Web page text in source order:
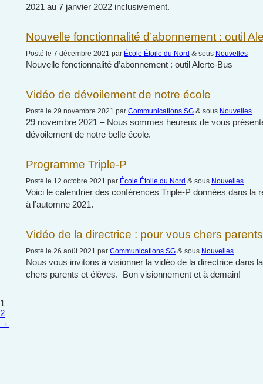
2021 au 7 janvier 2022 inclusivement.
Nouvelle fonctionnalité d’abonnement : outil
Posté le 7 décembre 2021 par École Étoile du Nord & sous Nouvelles
Nouvelle fonctionnalité d’abonnement : outil Alerte-Bus
Vidéo de dévoilement de notre école
Posté le 29 novembre 2021 par Communications SG & sous Nouvelles
29 novembre 2021 – Nous sommes heureux de vous
dévoilement de notre belle école.
Programme Triple-P
Posté le 12 octobre 2021 par École Étoile du Nord & sous Nouvelles
Voici le calendrier des conférences Triple-P données dans la
à l’automne 2021.
Vidéo de la directrice : pour vous chers
Posté le 26 août 2021 par Communications SG & sous Nouvelles
Nous vous invitons à visionner la vidéo de la directrice dans
chers parents et élèves. Bon visionnement et à demain!
1
2
→